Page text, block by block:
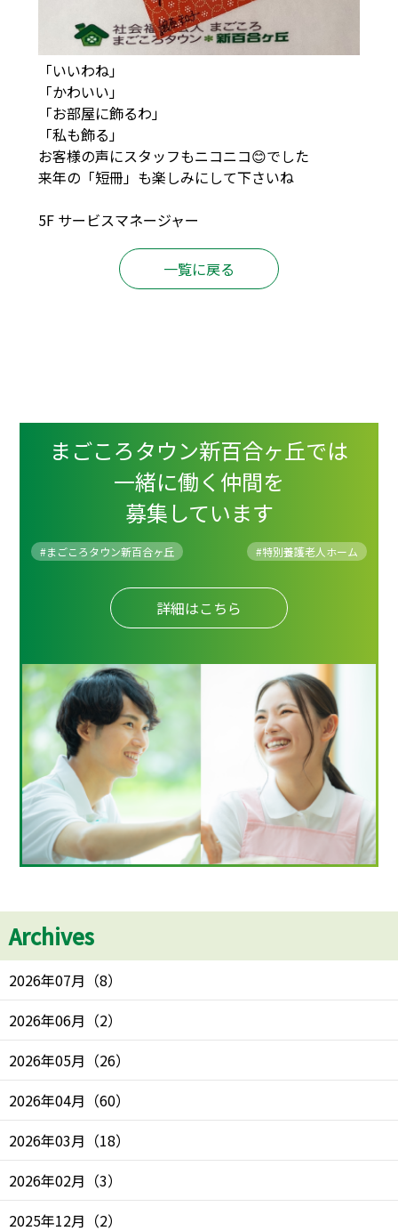
「いいわね」
「かわいい」
「お部屋に飾るわ」
「私も飾る」
お客様の声にスタッフもニコニコ😊でした
来年の「短冊」も楽しみにして下さいね
5F サービスマネージャー
一覧に戻る
まごころタウン新百合ヶ丘では
一緒に働く仲間を
募集しています
#まごころタウン新百合ヶ丘 #特別養護老人ホーム
詳細はこちら
Archives
2026年07月 （8）
2026年06月 （2）
2026年05月 （26）
2026年04月 （60）
2026年03月 （18）
2026年02月 （3）
2025年12月 （2）